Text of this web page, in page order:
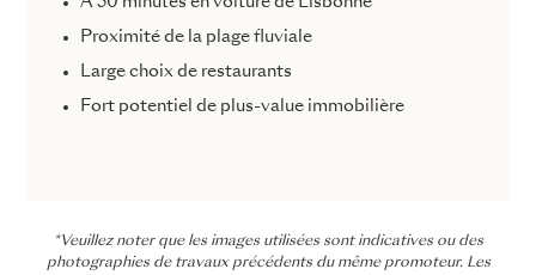
Proximité de la plage fluviale
Large choix de restaurants
Fort potentiel de plus-value immobilière
*Veuillez noter que les images utilisées sont indicatives ou des
photographies de travaux précédents du même promoteur. Les